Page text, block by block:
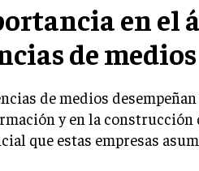
en el
de medios
de medios
y en la construcción
que estas empresas